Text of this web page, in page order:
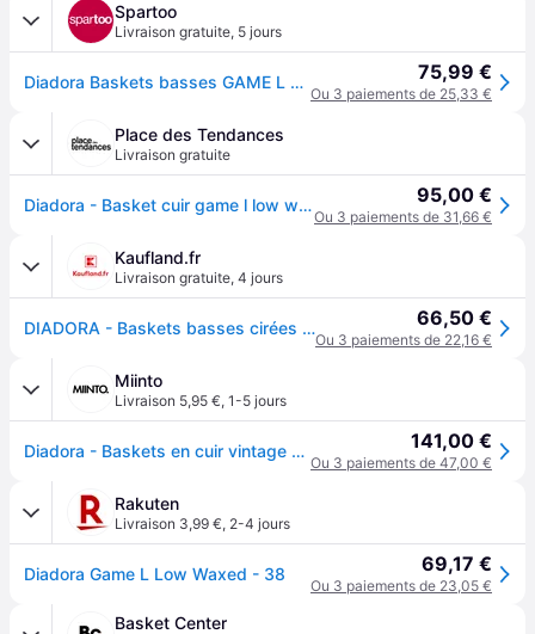
Spartoo
Livraison gratuite, 5 jours
Diadora Baskets basses GAME L LOW WAXED - 41 75,99 €
Ou 3 paiements de 25,33 €
Place des Tendances
Livraison gratuite
Diadora - Basket cuir game l low waxed unisex homme - Taille 37 - Blanc 95,00 €
Ou 3 paiements de 31,66 €
Kaufland.fr
Livraison gratuite, 4 jours
DIADORA - Baskets basses cirées unies Game L - Numéro 38 66,50 €
Ou 3 paiements de 22,16 €
Miinto
Livraison 5,95 €, 1-5 jours
Diadora - Baskets en cuir vintage - Femme - Chaussures - Blanc - Taille: 36 1/2 EU 141,00 €
Ou 3 paiements de 47,00 €
Rakuten
Livraison 3,99 €, 2-4 jours
Diadora Game L Low Waxed - 38 69,17 €
Ou 3 paiements de 23,05 €
Basket Center